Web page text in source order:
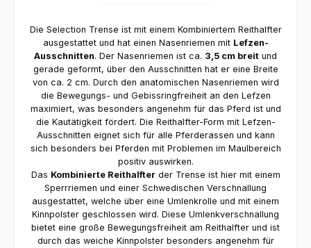
Die Selection Trense ist mit einem Kombiniertem Reithalfter
ausgestattet und hat einen Nasenriemen mit Lefzen-
Ausschnitten. Der Nasenriemen ist ca. 3,5 cm breit und
gerade geformt, über den Ausschnitten hat er eine Breite
von ca. 2 cm. Durch den anatomischen Nasenriemen wird
die Bewegungs- und Gebissringfreiheit an den Lefzen
maximiert, was besonders angenehm für das Pferd ist und
die Kautätigkeit fördert. Die Reithalfter-Form mit Lefzen-
Ausschnitten eignet sich für alle Pferderassen und kann
sich besonders bei Pferden mit Problemen im Maulbereich
positiv auswirken.
Das Kombinierte Reithalfter der Trense ist hier mit einem
Sperrriemen und einer Schwedischen Verschnallung
ausgestattet, welche über eine Umlenkrolle und mit einem
Kinnpolster geschlossen wird. Diese Umlenkverschnallung
bietet eine große Bewegungsfreiheit am Reithalfter und ist
durch das weiche Kinnpolster besonders angenehm für